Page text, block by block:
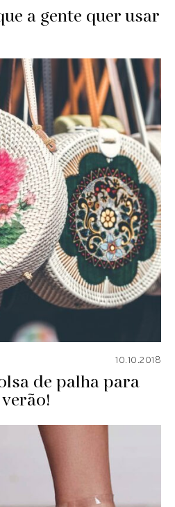
a gente quer usar
10.10.2018
de palha para